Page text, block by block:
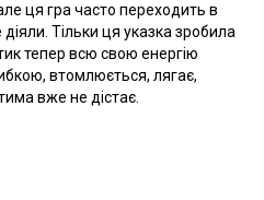
ця гра часто переходить в
Тільки ця указка зробила
тепер всю свою енергію
втомлюється, лягає,
вже не дістає.